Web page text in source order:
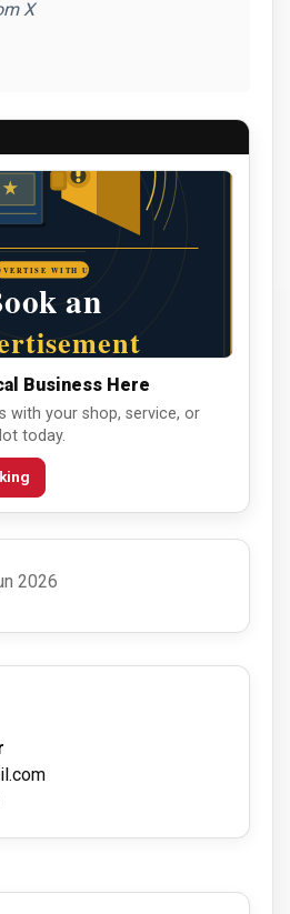
X
Business Here
with your shop, service, or
today.
2026